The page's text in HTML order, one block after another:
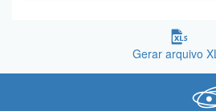
Gerar arquivo